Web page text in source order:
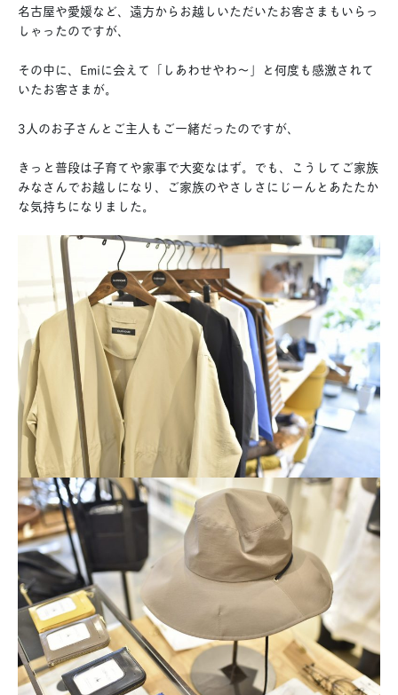
名古屋や愛媛など、遠方からお越しいただいたお客さまもいらっ
しゃったのですが、
その中に、Emiに会えて「しあわせやわ〜」と何度も感激されて
いたお客さまが。
3人のお子さんとご主人もご一緒だったのですが、
きっと普段は子育てや家事で大変なはず。でも、こうしてご家族
みなさんでお越しになり、ご家族のやさしさにじーんとあたたか
な気持ちになりました。